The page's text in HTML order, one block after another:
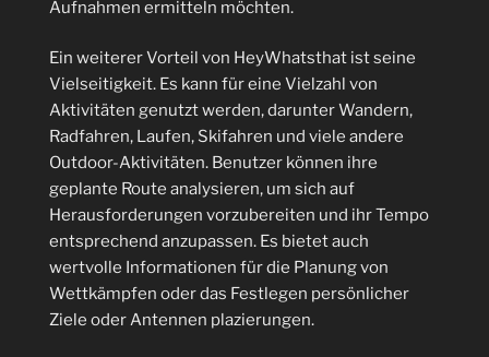
Aufnahmen ermitteln möchten.
Ein weiterer Vorteil von HeyWhatsthat ist seine
Vielseitigkeit. Es kann für eine Vielzahl von
Aktivitäten genutzt werden, darunter Wandern,
Radfahren, Laufen, Skifahren und viele andere
Outdoor-Aktivitäten. Benutzer können ihre
geplante Route analysieren, um sich auf
Herausforderungen vorzubereiten und ihr Tempo
entsprechend anzupassen. Es bietet auch
wertvolle Informationen für die Planung von
Wettkämpfen oder das Festlegen persönlicher
Ziele oder Antennen plazierungen.